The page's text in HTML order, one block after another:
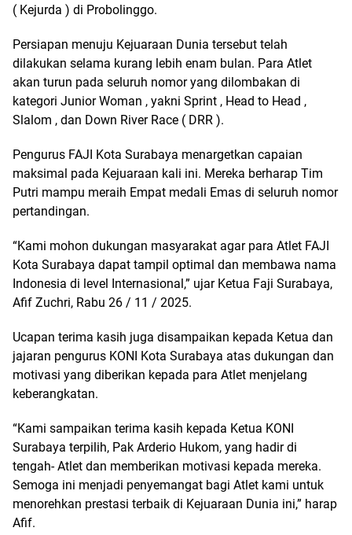
( Kejurda ) di Probolinggo.
Persiapan menuju Kejuaraan Dunia tersebut telah
dilakukan selama kurang lebih enam bulan. Para Atlet
akan turun pada seluruh nomor yang dilombakan di
kategori Junior Woman , yakni Sprint , Head to Head ,
Slalom , dan Down River Race ( DRR ).
Pengurus FAJI Kota Surabaya menargetkan capaian
maksimal pada Kejuaraan kali ini. Mereka berharap Tim
Putri mampu meraih Empat medali Emas di seluruh nomor
pertandingan.
“Kami mohon dukungan masyarakat agar para Atlet FAJI
Kota Surabaya dapat tampil optimal dan membawa nama
Indonesia di level Internasional,” ujar Ketua Faji Surabaya,
Afif Zuchri, Rabu 26 / 11 / 2025.
Ucapan terima kasih juga disampaikan kepada Ketua dan
jajaran pengurus KONI Kota Surabaya atas dukungan dan
motivasi yang diberikan kepada para Atlet menjelang
keberangkatan.
“Kami sampaikan terima kasih kepada Ketua KONI
Surabaya terpilih, Pak Arderio Hukom, yang hadir di
tengah- Atlet dan memberikan motivasi kepada mereka.
Semoga ini menjadi penyemangat bagi Atlet kami untuk
menorehkan prestasi terbaik di Kejuaraan Dunia ini,” harap
Afif.